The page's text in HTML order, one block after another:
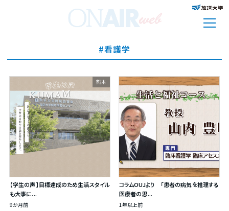
#看護学
熊本
【学生の声】目標達成のため生活スタイル
も大事に...
9か月前
コラムOUJより 「患者の病気を推理する
医療者の思...
1年以上前